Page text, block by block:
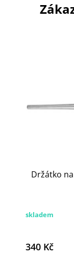
Držátko
skladem
340 Kč